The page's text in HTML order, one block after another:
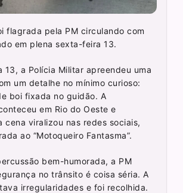
flagrada pela PM circulando com
em plena sexta-feira 13.
13, a Polícia Militar apreendeu uma
um detalhe no mínimo curioso:
boi fixada no guidão. A
em Rio do Oeste e
cena viralizou nas redes sociais,
ao “Motoqueiro Fantasma”.
bem-humorada, a PM
no trânsito é coisa séria. A
irregularidades e foi recolhida.